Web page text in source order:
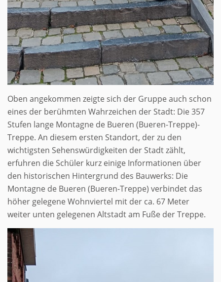
Oben angekommen zeigte sich der Gruppe auch schon
eines der berühmten Wahrzeichen der Stadt: Die 357
Stufen lange Montagne de Bueren (Bueren-Treppe)-
Treppe. An diesem ersten Standort, der zu den
wichtigsten Sehenswürdigkeiten der Stadt zählt,
erfuhren die Schüler kurz einige Informationen über
den historischen Hintergrund des Bauwerks: Die
Montagne de Bueren (Bueren-Treppe) verbindet das
höher gelegene Wohnviertel mit der ca. 67 Meter
weiter unten gelegenen Altstadt am Fuße der Treppe.